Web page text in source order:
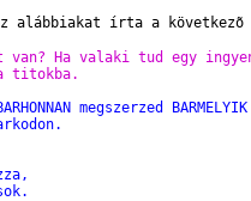
van? Ha valaki tud egy
titokba.
megszerzed